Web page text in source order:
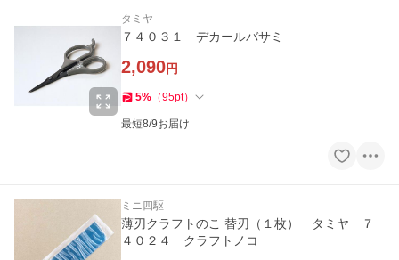
タミヤ
７４０３１ デカールバサミ
2,090円
5% （95pt）
最短8/9お届け
ミニ四駆
薄刃クラフトのこ 替刃（１枚） タミヤ ７
４０２４ クラフトノコ